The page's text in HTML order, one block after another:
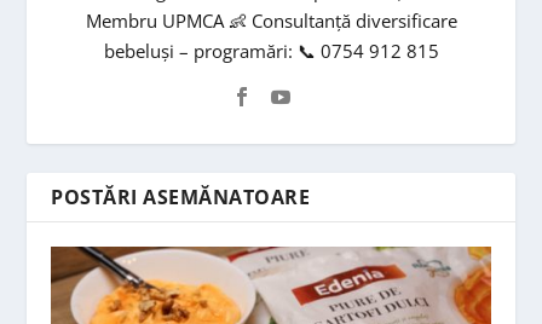
Membru UPMCA 👶 Consultanță diversificare
bebeluși – programări: 📞 0754 912 815
POSTĂRI ASEMĂNATOARE